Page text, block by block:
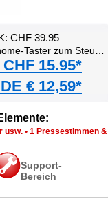
CHF 39.95
Steuern von Szenen und kompatiblen Geräten
15.95*
€ 12,59*
usw. • 1 Pressestimmen &
Support-
Bereich